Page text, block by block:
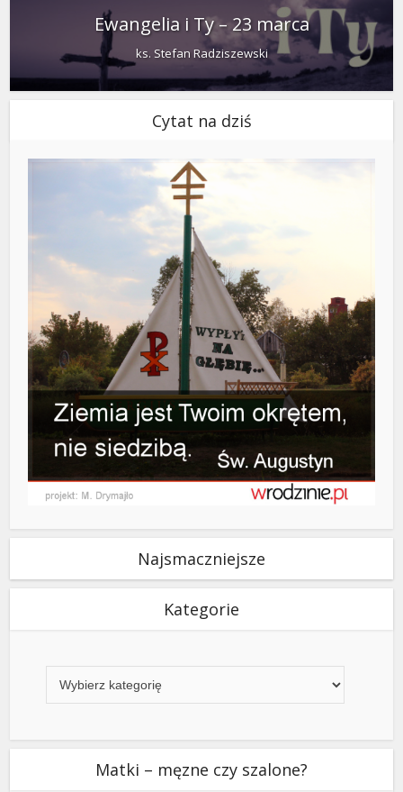
Ewangelia i Ty – 23 marca
ks. Stefan Radziszewski
Cytat na dziś
Najsmaczniejsze
Kategorie
Matki – męzne czy szalone?